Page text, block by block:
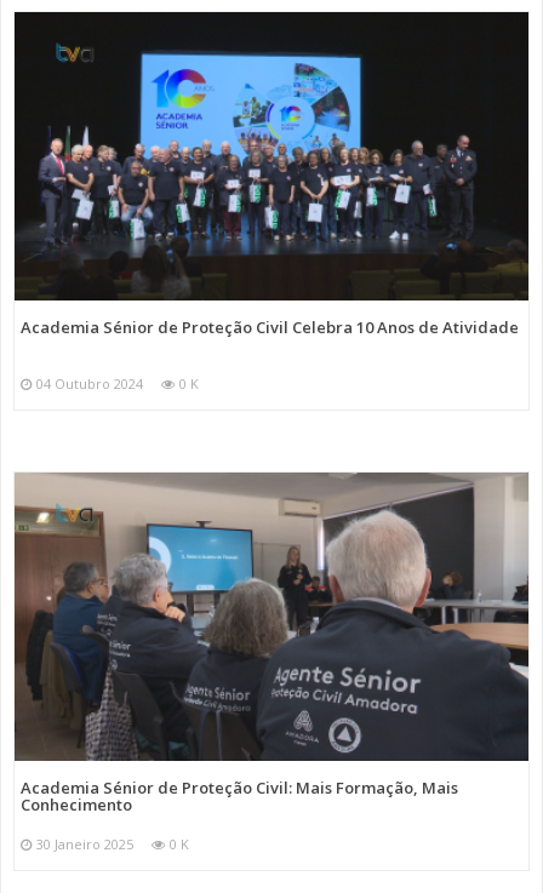
Academia Sénior de Proteção Civil Celebra 10 Anos de Atividade
04 Outubro 2024 0 K
Academia Sénior de Proteção Civil: Mais Formação, Mais
Conhecimento
30 Janeiro 2025 0 K